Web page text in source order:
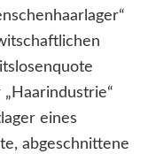
eines
abgeschnittene